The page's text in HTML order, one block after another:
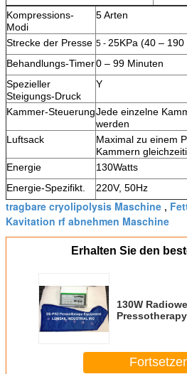
Kompressions-
Modi
5 Arten
Strecke der Presse 5 - 25KPa (40 – 190
Behandlungs-Timer0 – 99 Minuten
Spezieller
Steigungs-Druck
Y
Kammer-SteuerungJede einzelne
werden
Luftsack
Maximal zu einem
Kammern
Energie
130Watts
Energie-Spezifikt.
220V, 50Hz
tragbare cryolipolysis Maschine ,
Kavitation rf abnehmen Maschine
Erhalten Sie den
130W